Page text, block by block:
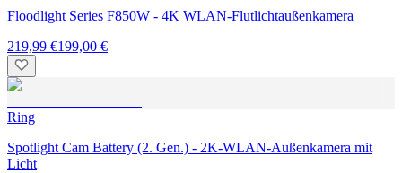
Floodlight Series F850W - 4K WLAN-Flutlichtaußenkamera
219,99 €199,00 €
Ring
Spotlight Cam Battery (2. Gen.) - 2K-WLAN-Außenkamera mit
Licht